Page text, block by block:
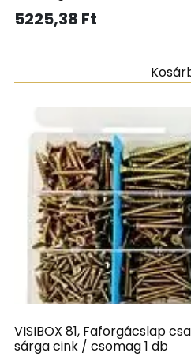
5225,38 Ft
VISIBOX 81, Faforgácslap
sárga cink / csomag 1 db